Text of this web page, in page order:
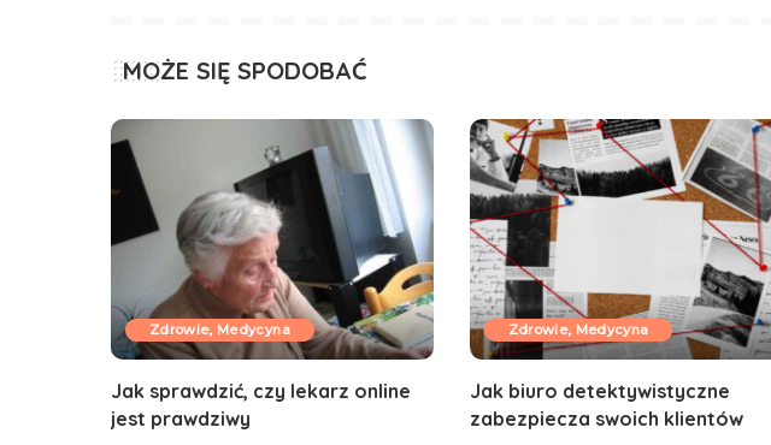
MOŻE SIĘ SPODOBAĆ
Zdrowie, Medycyna
Jak sprawdzić, czy lekarz online
jest prawdziwy
Zdrowie, Medycyna
Jak biuro detektywistyczne
zabezpiecza swoich klientów